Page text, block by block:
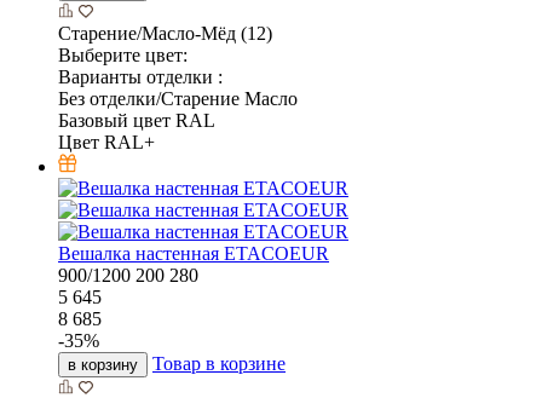
Старение/Масло-Мёд (12)
Выберите цвет:
Варианты отделки :
Без отделки/Старение Масло
Базовый цвет RAL
Цвет RAL+
Вешалка настенная ETACOEUR
900/1200 200 280
5 645
8 685
-35%
в корзину Товар в корзине